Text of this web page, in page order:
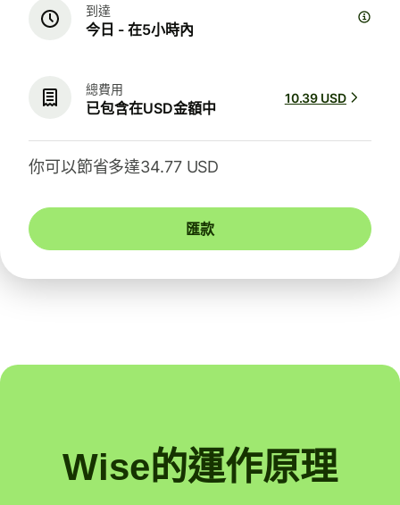
到達
今日 - 在5小時內
總費用
已包含在USD金額中
10.39 USD
你可以節省多達34.77 USD
匯款
Wise的運作原理